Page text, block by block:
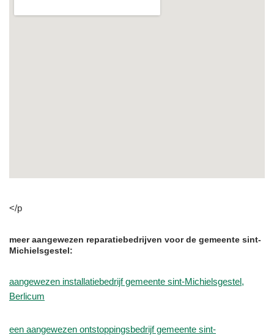
</p
meer aangewezen reparatiebedrijven voor de gemeente sint-
Michielsgestel:
aangewezen installatiebedrijf gemeente sint-Michielsgestel,
Berlicum
een aangewezen ontstoppingsbedrijf gemeente sint-